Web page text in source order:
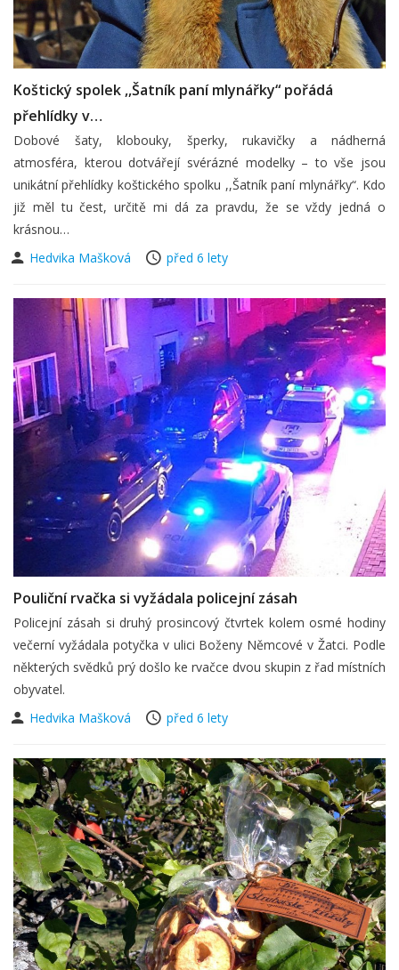
Koštický spolek ,,Šatník paní mlynářky“ pořádá
přehlídky v…
Dobové šaty, klobouky, šperky, rukavičky a nádherná
atmosféra, kterou dotvářejí svérázné modelky – to vše jsou
unikátní přehlídky koštického spolku ,,Šatník paní mlynářky“. Kdo
již měl tu čest, určitě mi dá za pravdu, že se vždy jedná o
krásnou…
Hedvika Mašková
před 6 lety
Pouliční rvačka si vyžádala policejní zásah
Policejní zásah si druhý prosincový čtvrtek kolem osmé hodiny
večerní vyžádala potyčka v ulici Boženy Němcové v Žatci. Podle
některých svědků prý došlo ke rvačce dvou skupin z řad místních
obyvatel.
Hedvika Mašková
před 6 lety